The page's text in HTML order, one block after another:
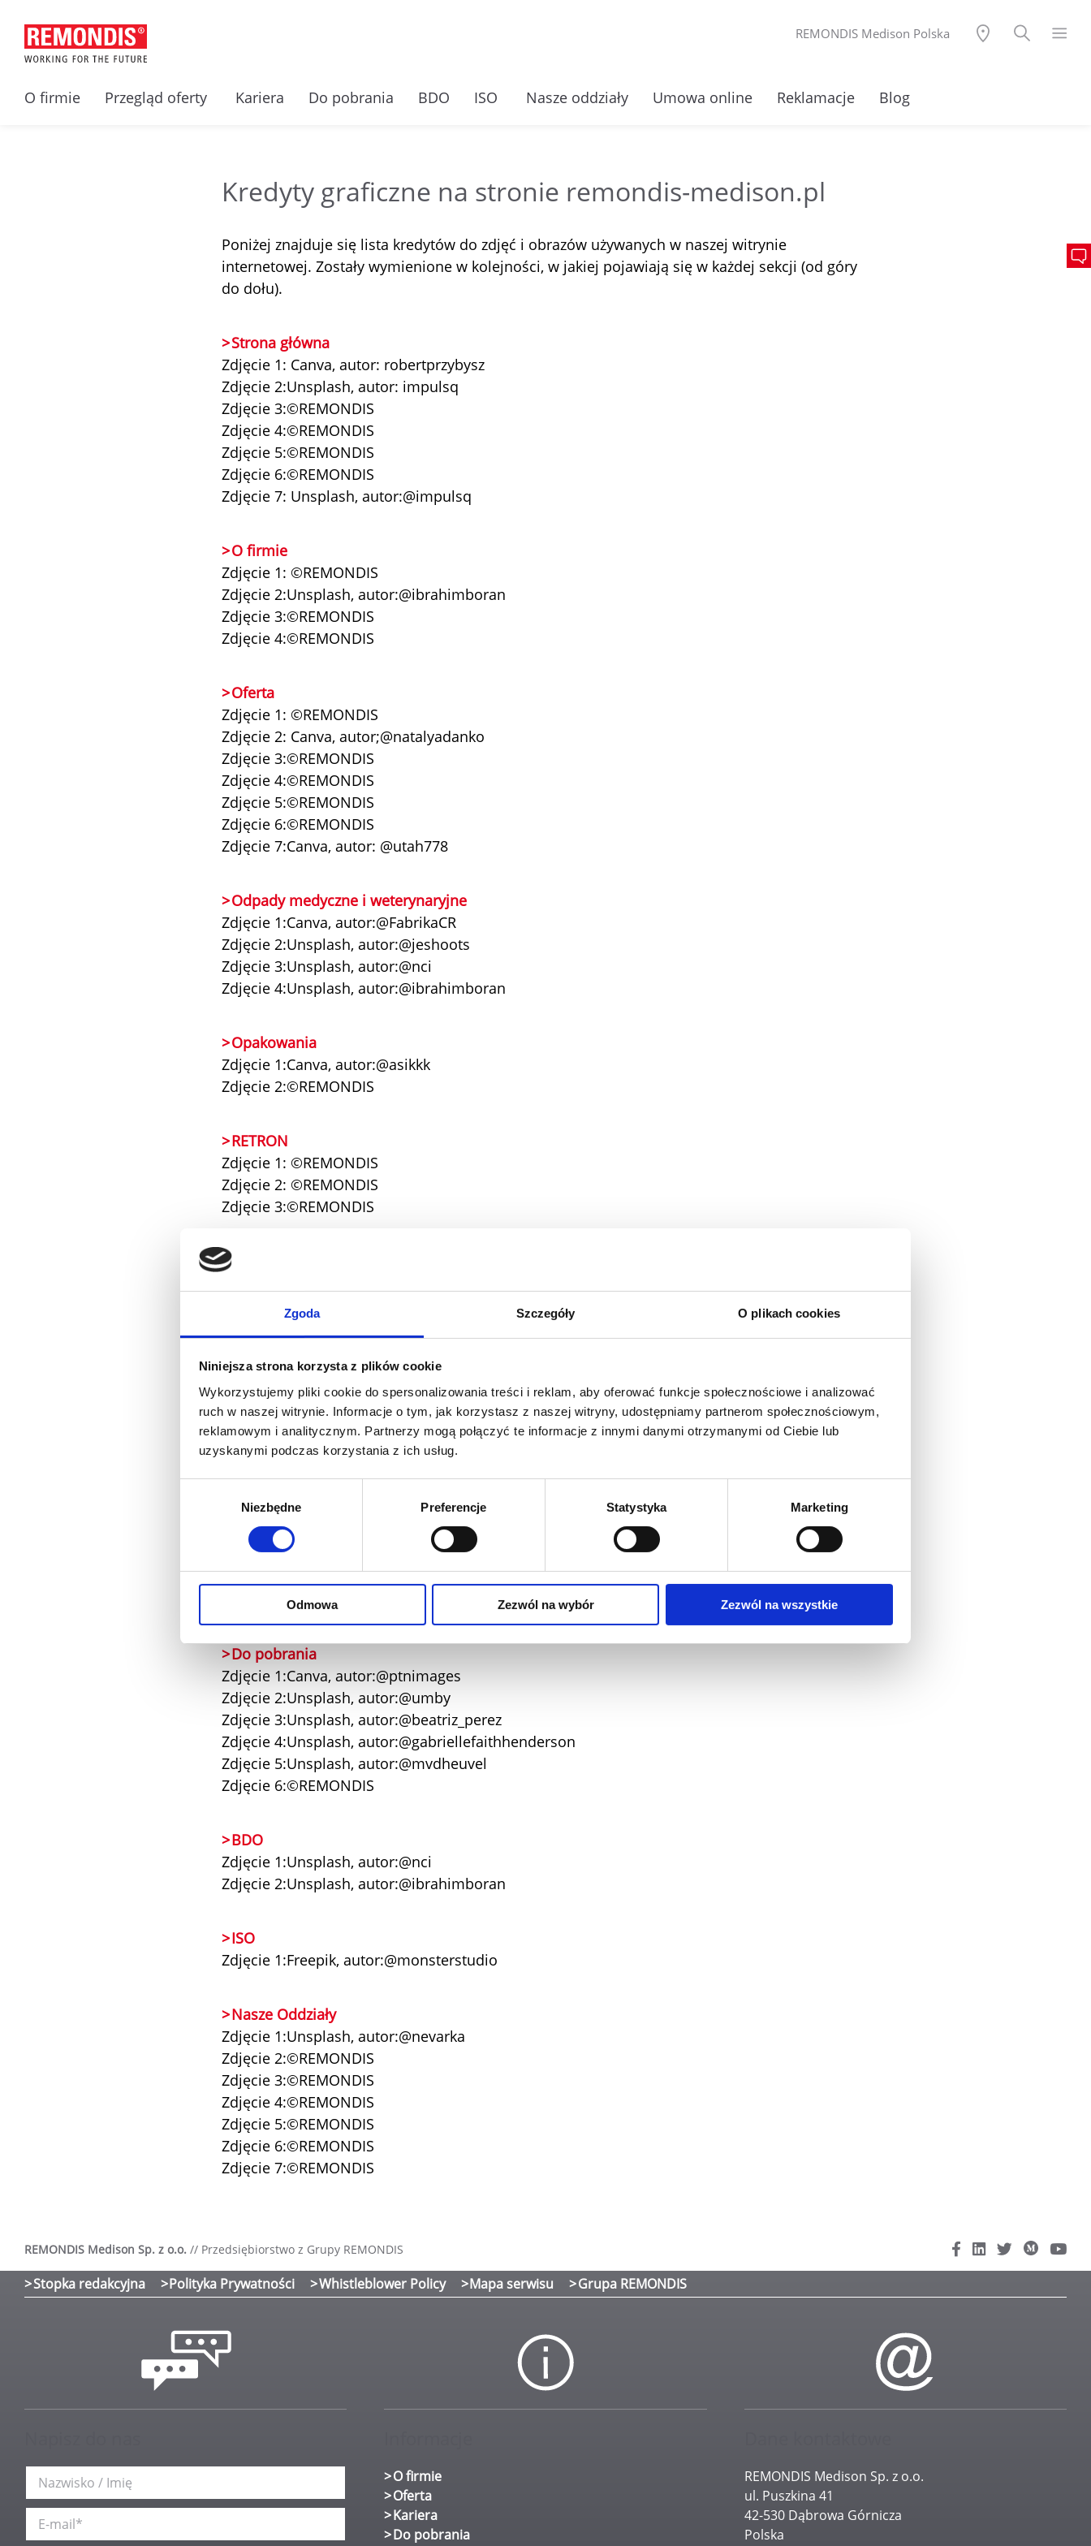
Zgoda Szczegóły O plikach cookies
Niniejsza strona korzysta z plików cookie
Wykorzystujemy pliki cookie do spersonalizowania treści i reklam, aby oferować funkcje społecznościowe i analizować
ruch w naszej witrynie. Informacje o tym, jak korzystasz z naszej witryny, udostępniamy partnerom społecznościowym,
reklamowym i analitycznym. Partnerzy mogą połączyć te informacje z innymi danymi otrzymanymi od Ciebie lub
uzyskanymi podczas korzystania z ich usług.
Niezbędne Preferencje Statystyka Marketing
Odmowa Zezwól na wybór Zezwól na wszystkie
REMONDIS Medison Polska
O firmie Przegląd oferty Kariera Do pobrania BDO ISO Nasze oddziały Umowa online Reklamacje Blog
Kredyty graficzne na stronie remondis-medison.pl
Poniżej znajduje się lista kredytów do zdjęć i obrazów używanych w naszej witrynie
internetowej. Zostały wymienione w kolejności, w jakiej pojawiają się w każdej sekcji (od góry
do dołu).
Strona główna
Zdjęcie 1: Canva, autor: robertprzybysz
Zdjęcie 2:Unsplash, autor: impulsq
Zdjęcie 3:©REMONDIS
Zdjęcie 4:©REMONDIS
Zdjęcie 5:©REMONDIS
Zdjęcie 6:©REMONDIS
Zdjęcie 7: Unsplash, autor:@impulsq
O firmie
Zdjęcie 1: ©REMONDIS
Zdjęcie 2:Unsplash, autor:@ibrahimboran
Zdjęcie 3:©REMONDIS
Zdjęcie 4:©REMONDIS
Oferta
Zdjęcie 1: ©REMONDIS
Zdjęcie 2: Canva, autor;@natalyadanko
Zdjęcie 3:©REMONDIS
Zdjęcie 4:©REMONDIS
Zdjęcie 5:©REMONDIS
Zdjęcie 6:©REMONDIS
Zdjęcie 7:Canva, autor: @utah778
Odpady medyczne i weterynaryjne
Zdjęcie 1:Canva, autor:@FabrikaCR
Zdjęcie 2:Unsplash, autor:@jeshoots
Zdjęcie 3:Unsplash, autor:@nci
Zdjęcie 4:Unsplash, autor:@ibrahimboran
Opakowania
Zdjęcie 1:Canva, autor:@asikkk
Zdjęcie 2:©REMONDIS
RETRON
Zdjęcie 1: ©REMONDIS
Zdjęcie 2: ©REMONDIS
Zdjęcie 3:©REMONDIS
RESPRAY
Zdjęcie 2:©REMONDIS
UPEX
Zdjęcie 2:©REMONDIS
X-RAYCYCLING
Zdjęcie 1: Canva, autor: @utah778
Zdjęcie 2: Canva, autor: @utah778
Kariera
Zdjęcie 1: Pexels, autor:@Andrea Piacquadio
Zdjęcie 2:©REMONDIS
Do pobrania
Zdjęcie 1:Canva, autor:@ptnimages
Zdjęcie 2:Unsplash, autor:@umby
Zdjęcie 3:Unsplash, autor:@beatriz_perez
Zdjęcie 4:Unsplash, autor:@gabriellefaithhenderson
Zdjęcie 5:Unsplash, autor:@mvdheuvel
Zdjęcie 6:©REMONDIS
BDO
Zdjęcie 1:Unsplash, autor:@nci
Zdjęcie 2:Unsplash, autor:@ibrahimboran
ISO
Zdjęcie 1:Freepik, autor:@monsterstudio
Nasze Oddziały
Zdjęcie 1:Unsplash, autor:@nevarka
Zdjęcie 2:©REMONDIS
Zdjęcie 3:©REMONDIS
Zdjęcie 4:©REMONDIS
Zdjęcie 5:©REMONDIS
Zdjęcie 6:©REMONDIS
Zdjęcie 7:©REMONDIS
REMONDIS Medison Sp. z o.o. // Przedsiębiorstwo z Grupy REMONDIS
Stopka redakcyjna Polityka Prywatności Whistleblower Policy Mapa serwisu Grupa REMONDIS
O firmie
Oferta
Kariera
Do pobrania
REMONDIS Medison Sp. z o.o.
ul. Puszkina 41
42-530 Dąbrowa Górnicza
Polska